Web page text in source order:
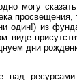
могу
просвещения,
один!) из
виде
дни
над